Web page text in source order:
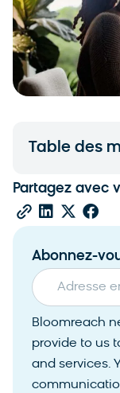
Table des
Partagez avec
Abonnez-
Adresse
Bloomreach
provide to us
and services.